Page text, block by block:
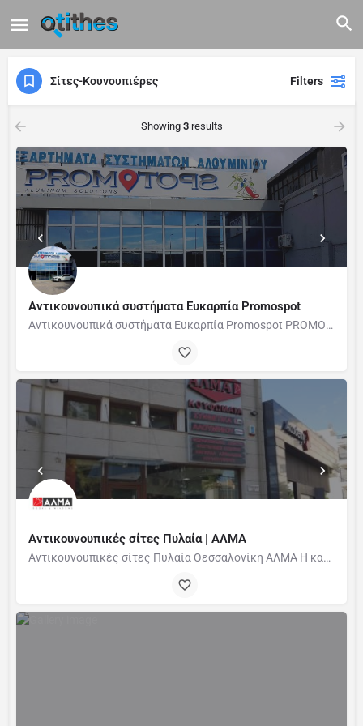
Σίτες-Κουνουπιέρες Filters
Showing 3results
Αντικουνουπικά συστήματα Ευκαρπία Promospot
Αντικουνουπικά συστήματα Ευκαρπία Promospot PROMOSPOT – Ποιοτικές σίτες στη Θεσσαλονίκη Στην PROMOSPOT,…
Αντικουνουπικές σίτες Πυλαία | ΑΛΜΑ
Αντικουνουπικές σίτες Πυλαία Θεσσαλονίκη ΑΛΜΑ H κατασκευαστική εταιρεία ΑΛΜΑ δημιουργήθηκε το 1997 από…